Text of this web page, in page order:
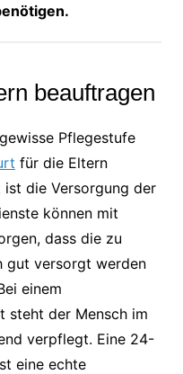
beauftragen
Pflegestufe
für die Eltern
die Versorgung der
können mit
dass die zu
gut versorgt werden
einem
steht der Mensch im
verpflegt. Eine 24-
eine echte